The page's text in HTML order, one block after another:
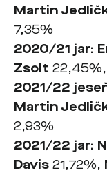
Martin
7,35%
2020/21 jar:
Zsolt 22,45%,
2021/22
Martin
2,93%
2021/22 jar:
Davis 21,72%,